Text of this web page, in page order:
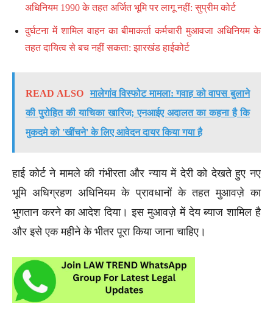
अधिनियम 1990 के तहत अर्जित भूमि पर लागू नहीं: सुप्रीम कोर्ट
दुर्घटना में शामिल वाहन का बीमाकर्ता कर्मचारी मुआवजा अधिनियम के
तहत दायित्व से बच नहीं सकता: झारखंड हाईकोर्ट
READ ALSO
मालेगांव विस्फोट मामला: गवाह को वापस बुलाने
की पुरोहित की याचिका खारिज; एनआईए अदालत का कहना है कि
मुकदमे को 'खींचने' के लिए आवेदन दायर किया गया है
हाई कोर्ट ने मामले की गंभीरता और न्याय में देरी को देखते हुए नए
भूमि अधिग्रहण अधिनियम के प्रावधानों के तहत मुआवज़े का
भुगतान करने का आदेश दिया। इस मुआवज़े में देय ब्याज शामिल है
और इसे एक महीने के भीतर पूरा किया जाना चाहिए।